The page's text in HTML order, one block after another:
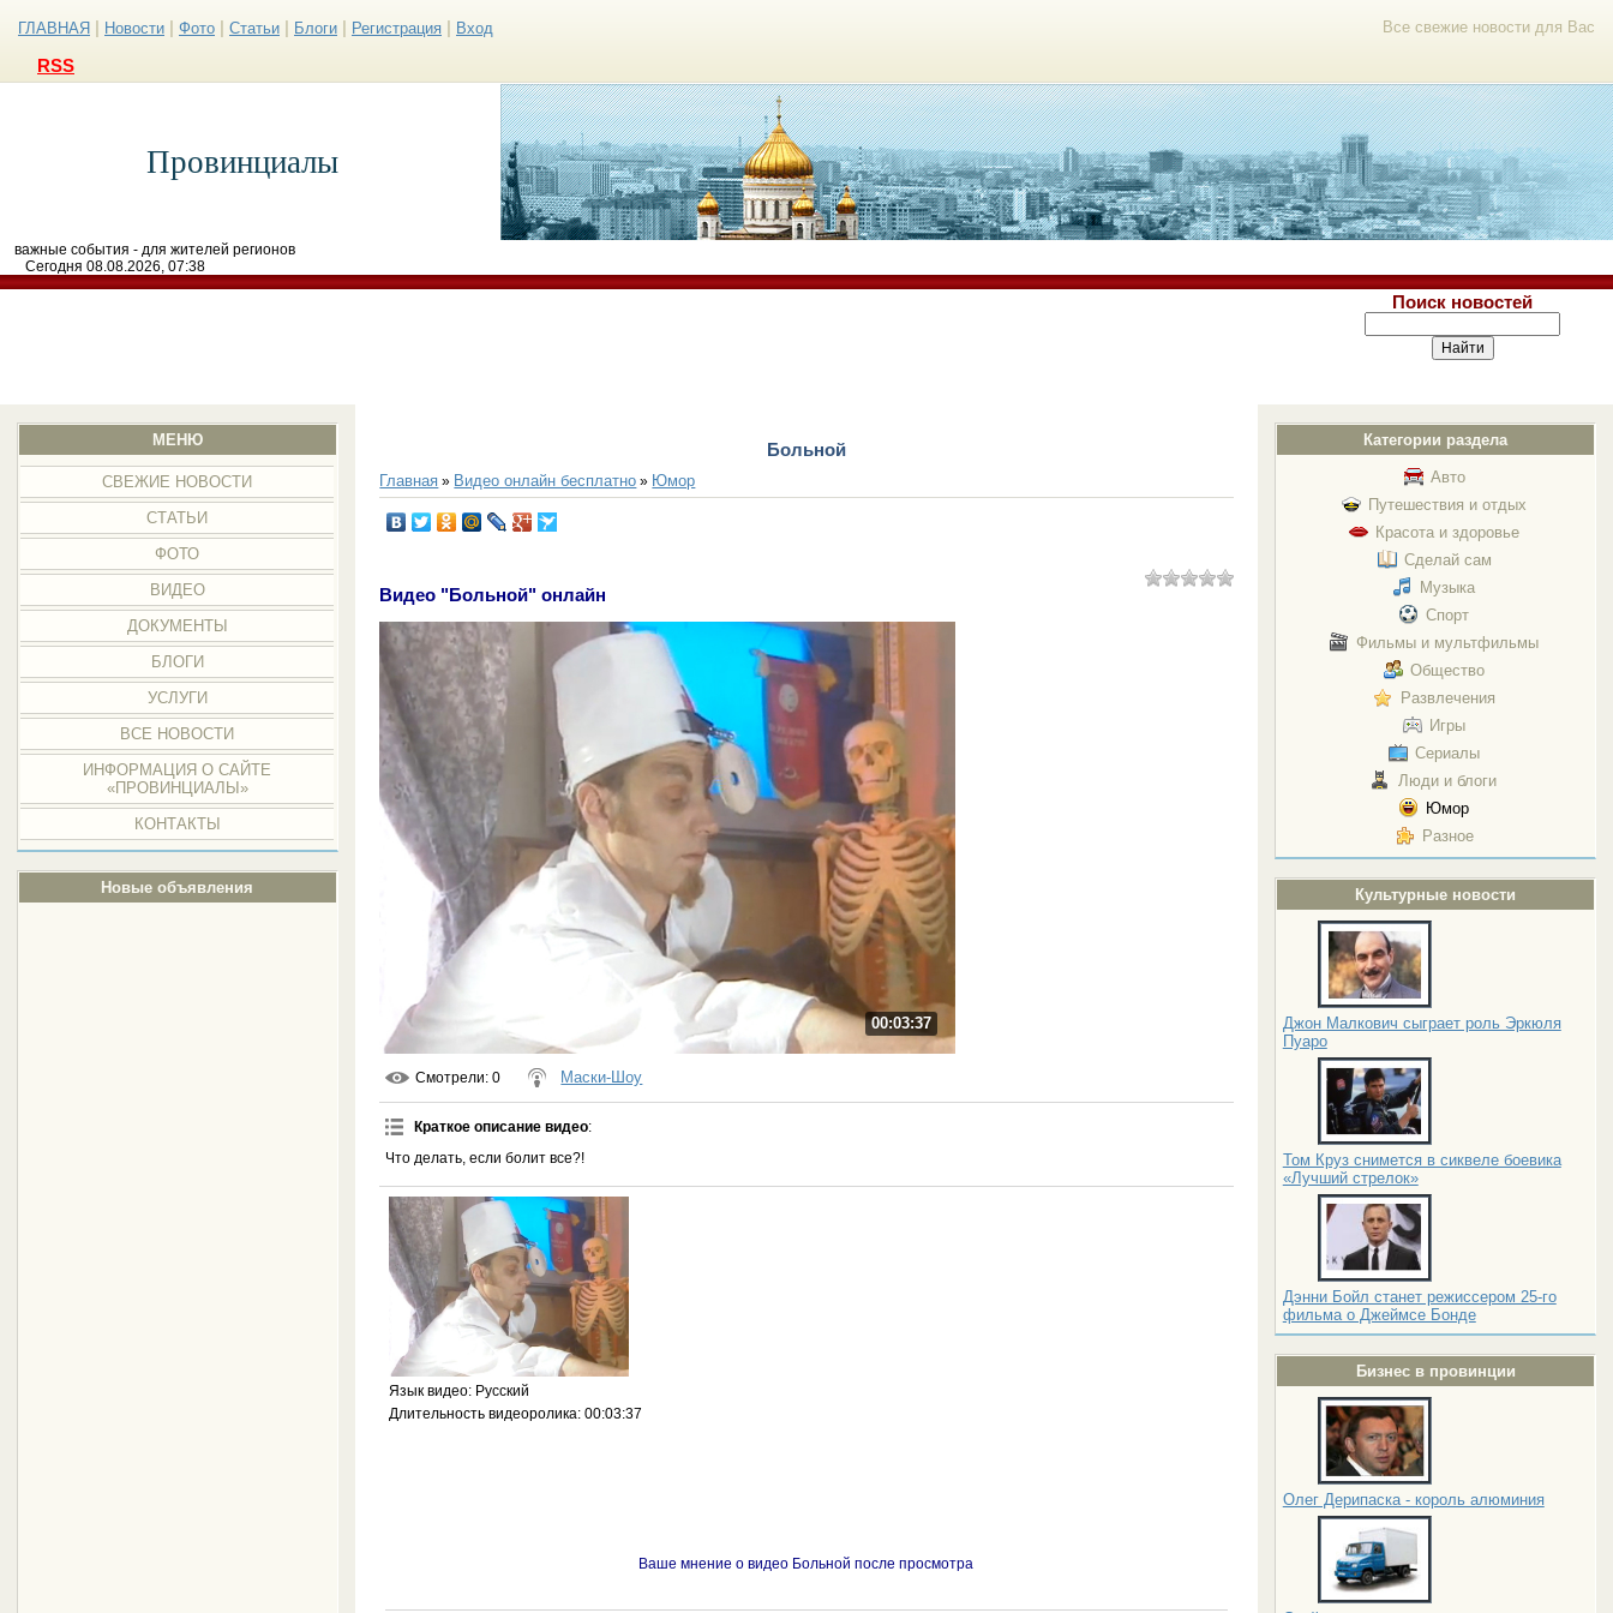
Все свежие новости для Вас
ГЛАВНАЯ Новости Фото Статьи Блоги Регистрация Вход
RSS
Провинциалы
важные события - для жителей регионов
Сегодня 08.08.2026, 07:38
Поиск новостей
МЕНЮ
СВЕЖИЕ НОВОСТИ
СТАТЬИ
ФОТО
ВИДЕО
ДОКУМЕНТЫ
БЛОГИ
УСЛУГИ
ВСЕ НОВОСТИ
ИНФОРМАЦИЯ О САЙТЕ
«ПРОВИНЦИАЛЫ»
КОНТАКТЫ
Новые объявления
Категории раздела
Авто
Путешествия и отдых
Красота и здоровье
Сделай сам
Музыка
Спорт
Фильмы и мультфильмы
Общество
Развлечения
Игры
Сериалы
Люди и блоги
Юмор
Разное
Культурные новости
Джон Малкович сыграет роль Эркюля
Пуаро
Том Круз снимется в сиквеле боевика
«Лучший стрелок»
Дэнни Бойл станет режиссером 25-го
фильма о Джеймсе Бонде
Бизнес в провинции
Олег Дерипаска - король алюминия
Больной
Главная » Видео онлайн бесплатно » Юмор
Видео "Больной" онлайн
00:03:37
Смотрели: 0 Маски-Шоу
Краткое описание видео:
Что делать, если болит все?!
Язык видео: Русский
Длительность видеоролика: 00:03:37
Ваше мнение о видео Больной после просмотра